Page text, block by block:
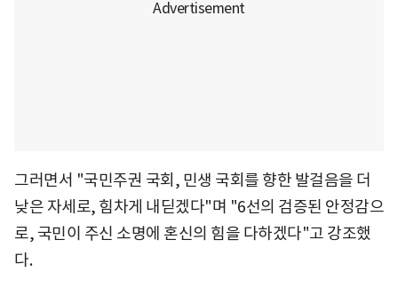
그러면서 "국민주권 국회, 민생 국회를 향한 발걸음을 더
낮은 자세로, 힘차게 내딛겠다"며 "6선의 검증된 안정감으
로, 국민이 주신 소명에 혼신의 힘을 다하겠다"고 강조했
다.